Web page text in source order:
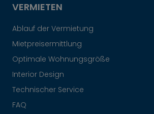
VERMIETEN
Ablauf der Vermietung
Mietpreisermittlung
Optimale Wohnungsgröße
Interior Design
Technischer Service
FAQ